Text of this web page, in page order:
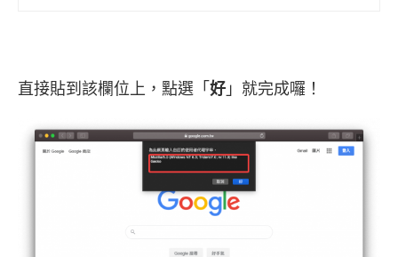
直接貼到該欄位上，點選「 好 」就完成囉！